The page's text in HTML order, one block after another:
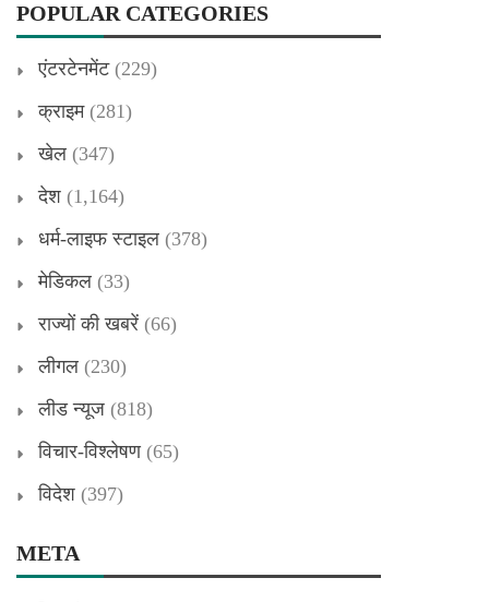
POPULAR CATEGORIES
एंटरटेनमेंट(229)
क्राइम(281)
खेल (347)
देश (1,164)
धर्म-लाइफ स्टाइल (378)
मेडिकल (33)
राज्यों की खबरें (66)
लीगल (230)
लीड न्यूज (818)
विचार-विश्लेषण(65)
विदेश (397)
META